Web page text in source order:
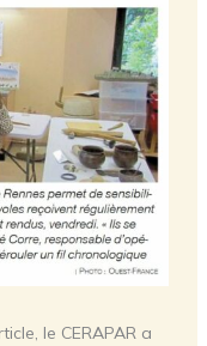
le CERAPAR a